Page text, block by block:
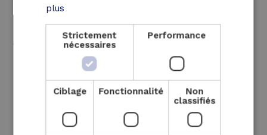
Luminus Solutions est heureux de vous
fournir les conseils nécessaires pour vous
aider à faire ce choix.
plus
Strictement
nécessaires
Performance
Ciblage Fonctionnalité
Non
classifiés